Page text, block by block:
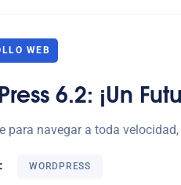
WEB
6.2: ¡Un
para navegar a toda
WORDPRESS